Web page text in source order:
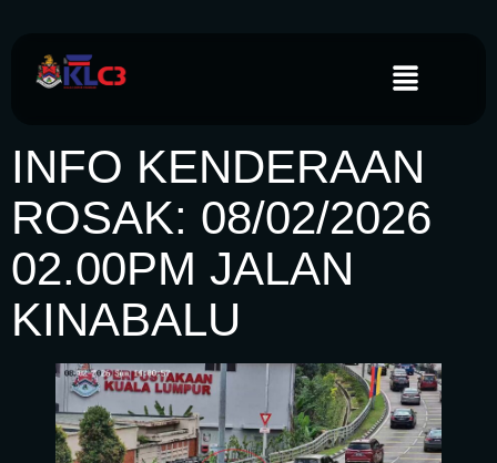
INFO KENDERAAN
ROSAK: 08/02/2026
02.00PM JALAN
KINABALU